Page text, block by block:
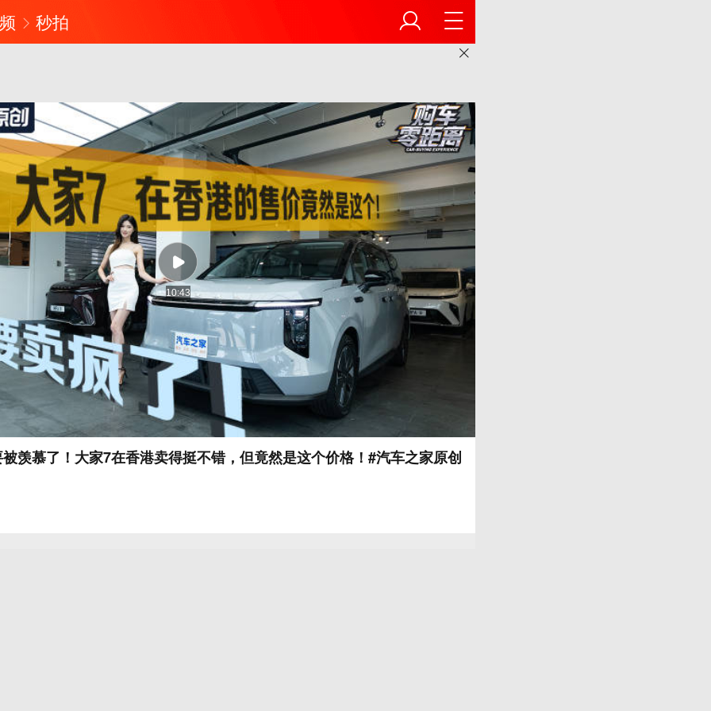
秒拍
10:43
羡慕了！大家7在香港卖得挺不错，但竟然是这个价格！#汽车之家原创